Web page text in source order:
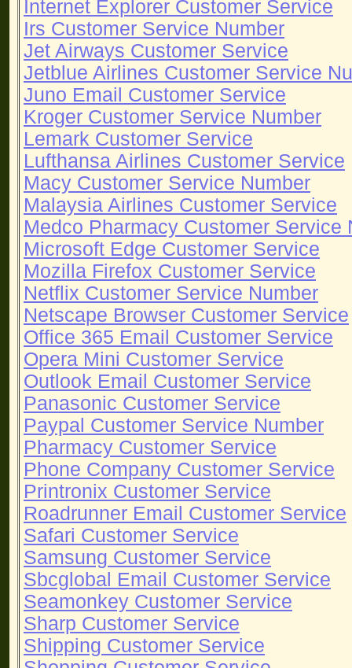
Internet Explorer Customer Service
Irs Customer Service Number
Jet Airways Customer Service
Jetblue Airlines Customer Service
Juno Email Customer Service
Kroger Customer Service Number
Lemark Customer Service
Lufthansa Airlines Customer Service
Macy Customer Service Number
Malaysia Airlines Customer Service
Medco Pharmacy Customer Service
Microsoft Edge Customer Service
Mozilla Firefox Customer Service
Netflix Customer Service Number
Netscape Browser Customer Service
Office 365 Email Customer Service
Opera Mini Customer Service
Outlook Email Customer Service
Panasonic Customer Service
Paypal Customer Service Number
Pharmacy Customer Service
Phone Company Customer Service
Printronix Customer Service
Roadrunner Email Customer Service
Safari Customer Service
Samsung Customer Service
Sbcglobal Email Customer Service
Seamonkey Customer Service
Sharp Customer Service
Shipping Customer Service